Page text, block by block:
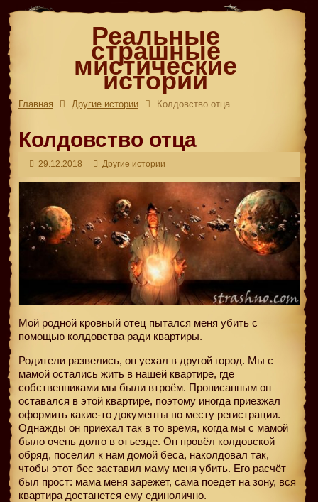
Реальные
страшные
мистические
истории
Главная Другие истории Колдовство отца
Колдовство отца
29.12.2018 Другие истории
Мой родной кровный отец пытался меня убить с
помощью колдовства ради квартиры.
Родители развелись, он уехал в другой город. Мы с
мамой остались жить в нашей квартире, где
собственниками мы были втроём. Прописанным он
оставался в этой квартире, поэтому иногда приезжал
оформить какие-то документы по месту регистрации.
Однажды он приехал так в то время, когда мы с мамой
было очень долго в отъезде. Он провёл колдовской
обряд, поселил к нам домой беса, наколдовал так,
чтобы этот бес заставил маму меня убить. Его расчёт
был прост: мама меня зарежет, сама поедет на зону, вся
квартира достанется ему единолично.